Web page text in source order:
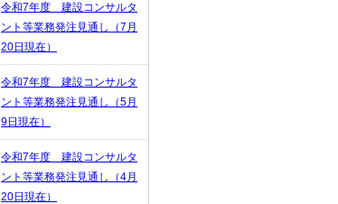
令和7年度 建設コンサルタ
ント等業務発注見通し（7月
20日現在）
令和7年度 建設コンサルタ
ント等業務発注見通し（5月
9日現在）
令和7年度 建設コンサルタ
ント等業務発注見通し（4月
20日現在）